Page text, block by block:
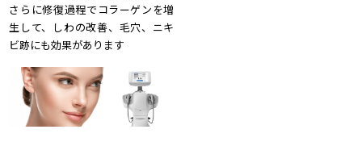
さらに修復過程でコラーゲンを増
生して、しわの改善、毛穴、ニキ
ビ跡にも効果があります